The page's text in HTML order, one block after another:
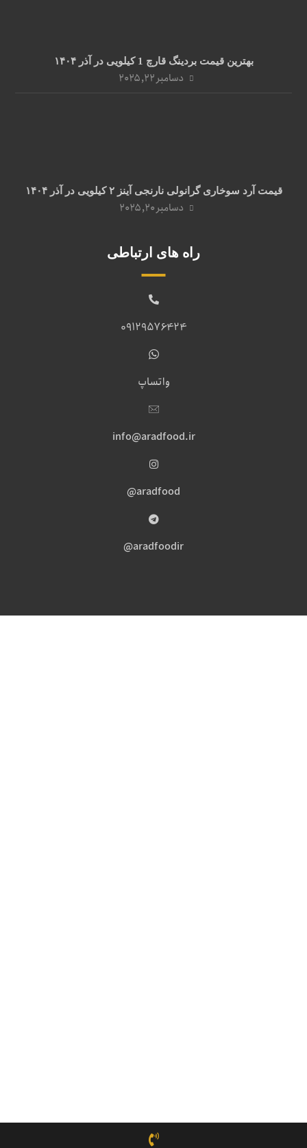
بهترین قیمت بردینگ قارچ 1 کیلویی در آذر ۱۴۰۴
دسامبر ۲۲, ۲۰۲۵
قیمت آرد سوخاری گرانولی نارنجی آینز ۲ کیلویی در آذر ۱۴۰۴
دسامبر ۲۰, ۲۰۲۵
راه های ارتباطی
09129576424
واتساپ
info@aradfood.ir
aradfood@
aradfoodir@